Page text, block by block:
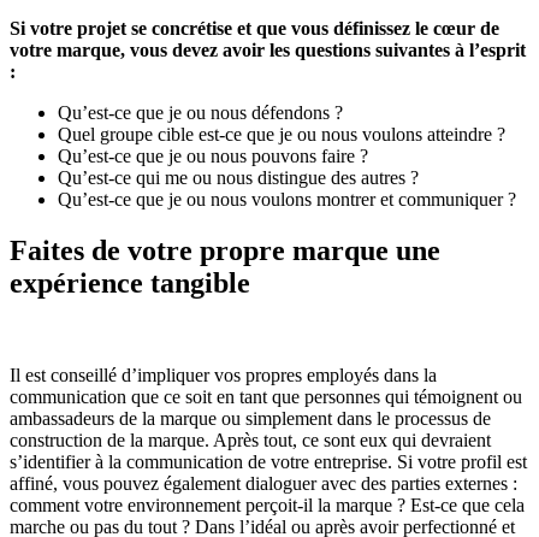
Si votre projet se concrétise et que vous définissez le cœur de
votre marque, vous devez avoir les questions suivantes à l’esprit
:
Qu’est-ce que je ou nous défendons ?
Quel groupe cible est-ce que je ou nous voulons atteindre ?
Qu’est-ce que je ou nous pouvons faire ?
Qu’est-ce qui me ou nous distingue des autres ?
Qu’est-ce que je ou nous voulons montrer et communiquer ?
Faites de votre propre marque une
expérience tangible
Il est conseillé d’impliquer vos propres employés dans la
communication que ce soit en tant que personnes qui témoignent ou
ambassadeurs de la marque ou simplement dans le processus de
construction de la marque. Après tout, ce sont eux qui devraient
s’identifier à la communication de votre entreprise. Si votre profil est
affiné, vous pouvez également dialoguer avec des parties externes :
comment votre environnement perçoit-il la marque ? Est-ce que cela
marche ou pas du tout ? Dans l’idéal ou après avoir perfectionné et